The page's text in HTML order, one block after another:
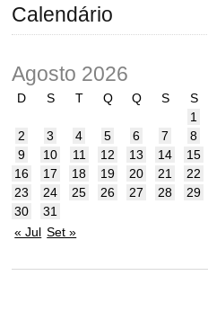
Calendário
Agosto 2026
D S T Q Q S
S
1
2
3 4 5 6 7
8
9
10 11 12 13 14
15
16
17 18 19 20 21
22
23
24 25 26 27 28
29
30
31
« Jul Set »